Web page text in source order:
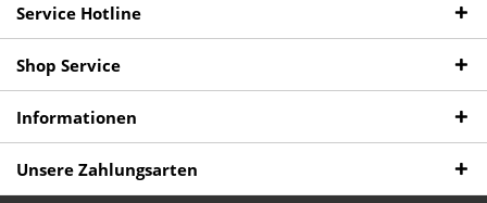
Service Hotline
Shop Service
Informationen
Unsere Zahlungsarten